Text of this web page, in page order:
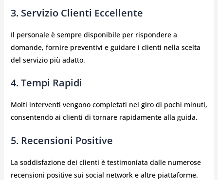
3. Servizio Clienti Eccellente
Il personale è sempre disponibile per rispondere a
domande, fornire preventivi e guidare i clienti nella scelta
del servizio più adatto.
4. Tempi Rapidi
Molti interventi vengono completati nel giro di pochi minuti,
consentendo ai clienti di tornare rapidamente alla guida.
5. Recensioni Positive
La soddisfazione dei clienti è testimoniata dalle numerose
recensioni positive sui social network e altre piattaforme.